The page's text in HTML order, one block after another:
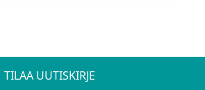
TILAA UUTISKIRJE